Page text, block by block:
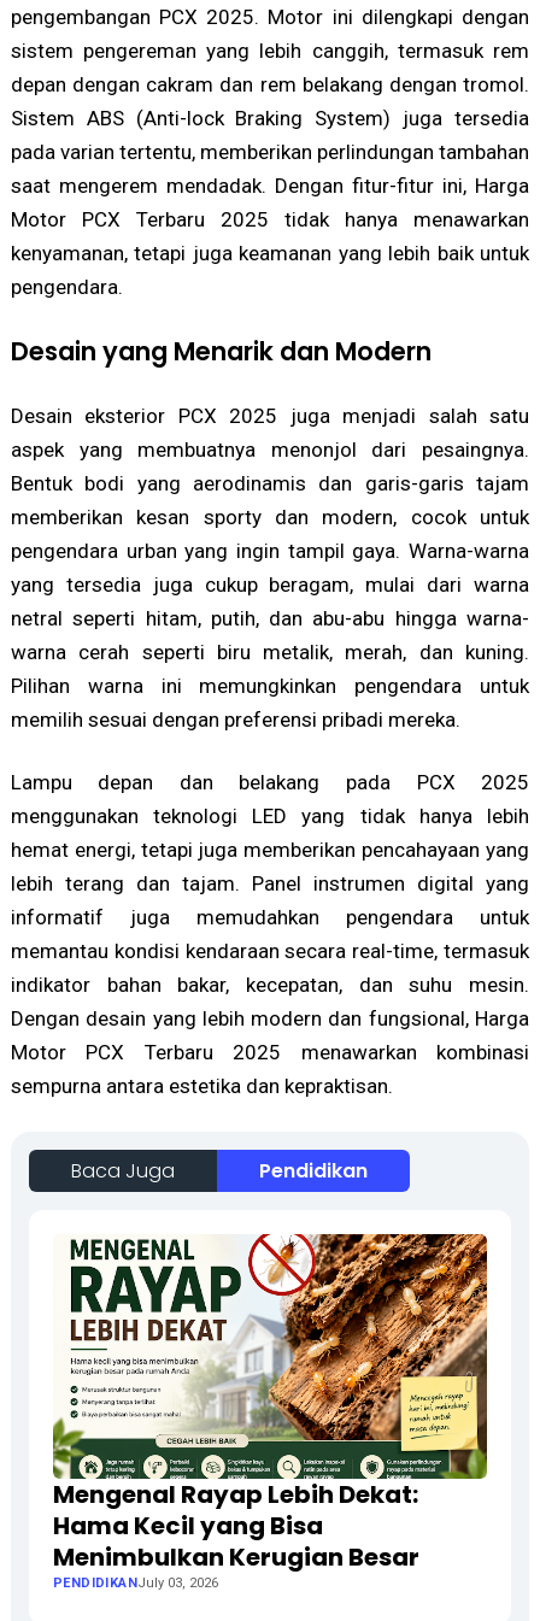
pengembangan PCX 2025. Motor ini dilengkapi dengan
sistem pengereman yang lebih canggih, termasuk rem
depan dengan cakram dan rem belakang dengan tromol.
Sistem ABS (Anti-lock Braking System) juga tersedia
pada varian tertentu, memberikan perlindungan tambahan
saat mengerem mendadak. Dengan fitur-fitur ini, Harga
Motor PCX Terbaru 2025 tidak hanya menawarkan
kenyamanan, tetapi juga keamanan yang lebih baik untuk
pengendara.
Desain yang Menarik dan Modern
Desain eksterior PCX 2025 juga menjadi salah satu
aspek yang membuatnya menonjol dari pesaingnya.
Bentuk bodi yang aerodinamis dan garis-garis tajam
memberikan kesan sporty dan modern, cocok untuk
pengendara urban yang ingin tampil gaya. Warna-warna
yang tersedia juga cukup beragam, mulai dari warna
netral seperti hitam, putih, dan abu-abu hingga warna-
warna cerah seperti biru metalik, merah, dan kuning.
Pilihan warna ini memungkinkan pengendara untuk
memilih sesuai dengan preferensi pribadi mereka.
Lampu depan dan belakang pada PCX 2025
menggunakan teknologi LED yang tidak hanya lebih
hemat energi, tetapi juga memberikan pencahayaan yang
lebih terang dan tajam. Panel instrumen digital yang
informatif juga memudahkan pengendara untuk
memantau kondisi kendaraan secara real-time, termasuk
indikator bahan bakar, kecepatan, dan suhu mesin.
Dengan desain yang lebih modern dan fungsional, Harga
Motor PCX Terbaru 2025 menawarkan kombinasi
sempurna antara estetika dan kepraktisan.
Baca Juga Pendidikan
Mengenal Rayap Lebih Dekat:
Hama Kecil yang Bisa
Menimbulkan Kerugian Besar
PENDIDIKANJuly 03, 2026